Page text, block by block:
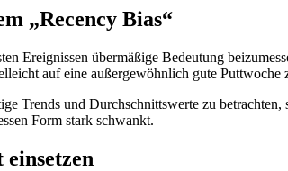
„Recency Bias“
Ereignissen übermäßige Bedeutung
auf eine außergewöhnlich gute
Trends und Durchschnittswerte zu
Form stark schwankt.